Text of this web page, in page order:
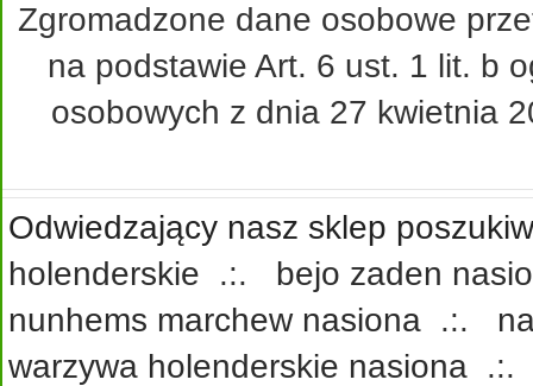
Zgromadzone dane osobowe
na podstawie Art. 6 ust. 1 lit. b
osobowych z dnia 27 kwietnia
Odwiedzający nasz sklep
holenderskie .:. bejo zaden
nunhems marchew nasiona .:.
warzywa holenderskie nasiona